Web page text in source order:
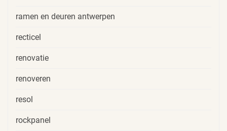
ramen en deuren antwerpen
recticel
renovatie
renoveren
resol
rockpanel